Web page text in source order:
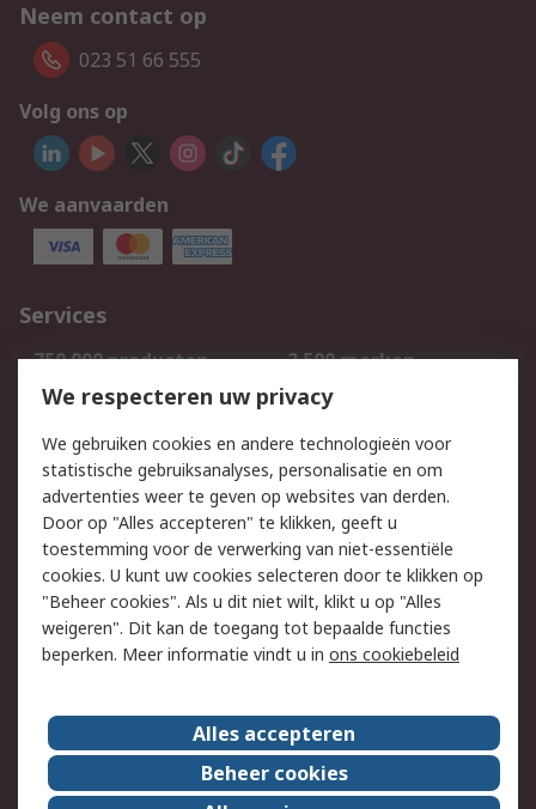
Neem contact op
023 51 66 555
Volg ons op
We aanvaarden
Services
750.000 producten
2.500 merken
Bestellen
Inkoopoplossingen
Track & Trace
Wettelijk
Cookiebeleid
Email veiligheid
Privacybeleid
Websitevoorwaarden
Algemene
verkoopvoorwaarden
Over RS
RS Group
Over ons
RS wereldwijd
Werken bij RS
We respecteren uw privacy
We gebruiken cookies en andere technologieën voor
statistische gebruiksanalyses, personalisatie en om
advertenties weer te geven op websites van derden.
Door op "Alles accepteren" te klikken, geeft u
toestemming voor de verwerking van niet-essentiële
cookies. U kunt uw cookies selecteren door te klikken op
"Beheer cookies". Als u dit niet wilt, klikt u op "Alles
weigeren". Dit kan de toegang tot bepaalde functies
beperken. Meer informatie vindt u in ons cookiebeleid
Alles accepteren
Beheer cookies